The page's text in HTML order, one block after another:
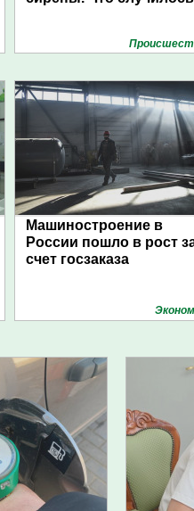
Машиностроение в
России пошло в рост
счет госзаказа